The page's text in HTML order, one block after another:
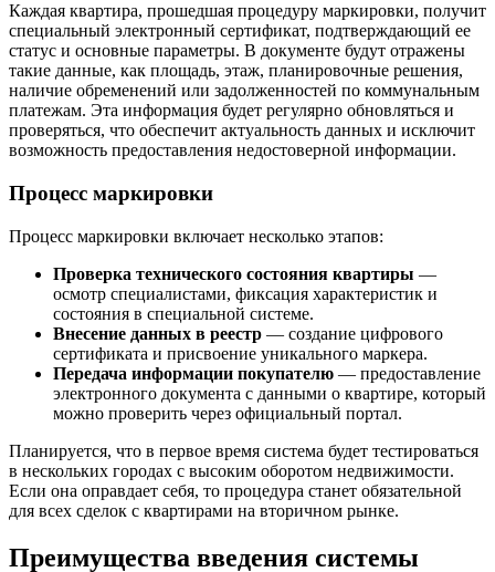
Каждая квартира, прошедшая процедуру маркировки, получит
специальный электронный сертификат, подтверждающий ее
статус и основные параметры. В документе будут отражены
такие данные, как площадь, этаж, планировочные решения,
наличие обременений или задолженностей по коммунальным
платежам. Эта информация будет регулярно обновляться и
проверяться, что обеспечит актуальность данных и исключит
возможность предоставления недостоверной информации.
Процесс маркировки
Процесс маркировки включает несколько этапов:
Проверка технического состояния квартиры —
осмотр специалистами, фиксация характеристик и
состояния в специальной системе.
Внесение данных в реестр — создание цифрового
сертификата и присвоение уникального маркера.
Передача информации покупателю — предоставление
электронного документа с данными о квартире, который
можно проверить через официальный портал.
Планируется, что в первое время система будет тестироваться
в нескольких городах с высоким оборотом недвижимости.
Если она оправдает себя, то процедура станет обязательной
для всех сделок с квартирами на вторичном рынке.
Преимущества введения системы